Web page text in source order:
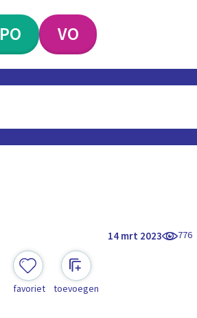
PO VO
14 mrt 2023 776
favoriet toevoegen